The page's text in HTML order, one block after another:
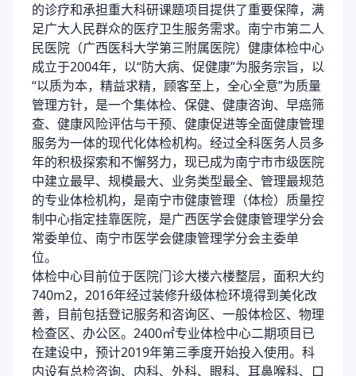
的诊疗和承担重大科研课题项目提供了重要保障，满
足广大人民群众的医疗卫生服务需求。南宁市第二人
民医院（广西医科大学第三附属医院）健康体检中心
成立于2004年，以“防大病、促健康”为服务宗旨，以
“以质为本，精益求精，顾客至上，全心全意”为质量
管理方针，是一个集体检、保健、健康咨询、早癌筛
查、健康风险评估与干预、健康促进等全面健康管理
服务为一体的现代化体检机构。经过全科医务人员多
年的积极探索和不懈努力，现已成为南宁市市级医院
中建立最早、规模最大、业务类型最全、管理最规范
的专业体检机构，是南宁市健康管理（体检）质量控
制中心指定挂靠医院，是广西医学会健康管理学分会
常委单位、南宁市医学会健康管理学分会主委单
位。
体检中心目前位于医院门诊大楼六楼整层，面积大约
740m2，2016年经过装修升级体检环境得到美化改
善，目前包括登记服务和咨询区、一般体检区、物理
检查区、办公区。2400㎡专业体检中心二期项目已
在建设中，预计2019年第三季度开始投入使用。科
内设有总检咨询、内科、外科、眼科、耳鼻喉科、口